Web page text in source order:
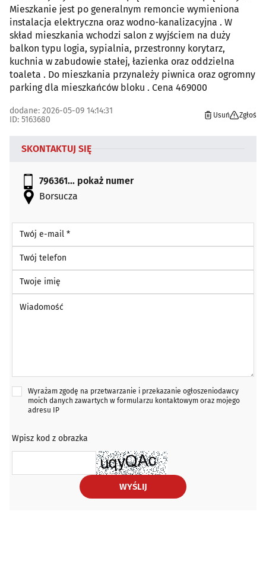
Mieszkanie jest po generalnym remoncie wymieniona
instalacja elektryczna oraz wodno-kanalizacyjna . W
skład mieszkania wchodzi salon z wyjściem na duży
balkon typu logia, sypialnia, przestronny korytarz,
kuchnia w zabudowie stałej, łazienka oraz oddzielna
toaleta . Do mieszkania przynależy piwnica oraz ogromny
parking dla mieszkańców bloku . Cena 469000
dodane: 2026-05-09 14:14:31
ID: 5163680
Usuń Zgłoś
SKONTAKTUJ SIĘ
796361... pokaż numer
Borsucza
Twój e-mail *
Twój telefon
Twoje imię
Wyrażam zgodę na przetwarzanie i przekazanie ogłoszeniodawcy
moich danych zawartych w formularzu kontaktowym oraz mojego
adresu IP
Wpisz kod z obrazka
WYŚLIJ